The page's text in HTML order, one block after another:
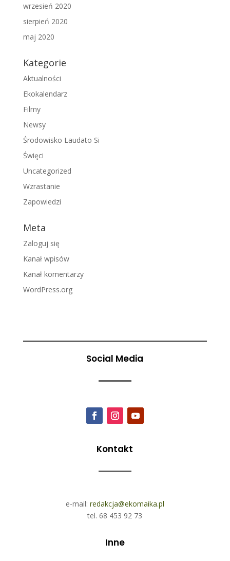
wrzesień 2020
sierpień 2020
maj 2020
Kategorie
Aktualności
Ekokalendarz
Filmy
Newsy
Środowisko Laudato Si
Święci
Uncategorized
Wzrastanie
Zapowiedzi
Meta
Zaloguj się
Kanał wpisów
Kanał komentarzy
WordPress.org
Social Media
Kontakt
e-mail: redakcja@ekomaika.pl
tel. 68 453 92 73
Inne